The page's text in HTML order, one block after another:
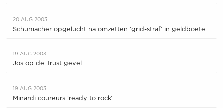
20 AUG 2003
Schumacher opgelucht na omzetten ‘grid-straf’ in geldboete
19 AUG 2003
Jos op de Trust gevel
19 AUG 2003
Minardi coureurs ‘ready to rock’